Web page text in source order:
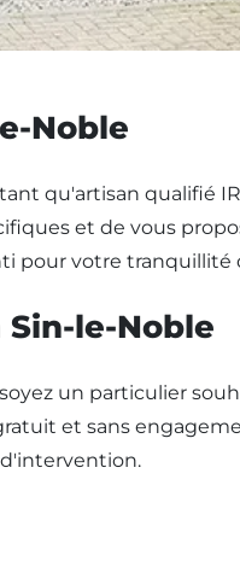
Noble
qu'artisan qualifié
et de vous
pour votre tranquillité
le-Noble
un particulier
et sans